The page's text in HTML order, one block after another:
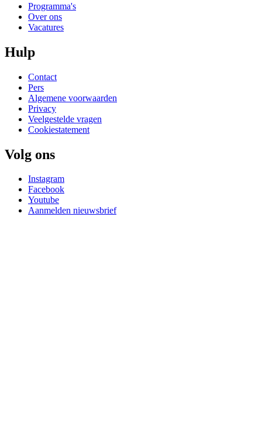
Programma's
Over ons
Vacatures
Hulp
Contact
Pers
Algemene voorwaarden
Privacy
Veelgestelde vragen
Cookiestatement
Volg ons
Instagram
Facebook
Youtube
Aanmelden nieuwsbrief